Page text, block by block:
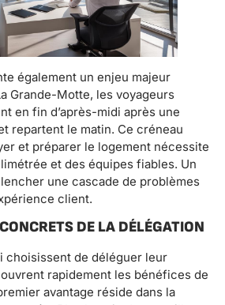
également un enjeu majeur
Grande-Motte, les voyageurs
en fin d’après-midi après une
repartent le matin. Ce créneau
et préparer le logement nécessite
et des équipes fiables. Un
une cascade de problèmes
client.
DE LA DÉLÉGATION
choisissent de déléguer leur
rapidement les bénéfices de
avantage réside dans la